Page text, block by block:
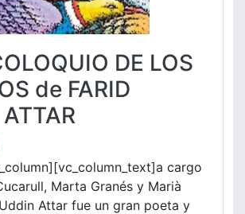
DE LOS
de FARID
cargo
Marta Granés y Marià
Attar fue un gran poeta y